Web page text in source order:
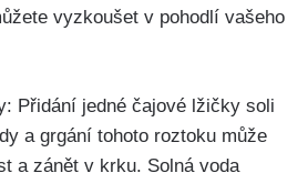
vyzkoušet v pohodlí vašeho
Přidání jedné čajové ​lžičky ⁤soli
a grgání tohoto roztoku může
a zánět v krku. Solná ‍voda